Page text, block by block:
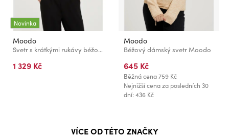
Novinka
Moodo
Svetr s krátkými rukávy béžový Moodo
1 329 Kč
Moodo
Béžový dámský svetr Moodo
645 Kč
Běžná cena759 Kč
Nejnižší cena za posledních 30
dní: 436 Kč
VÍCE OD TÉTO ZNAČKY